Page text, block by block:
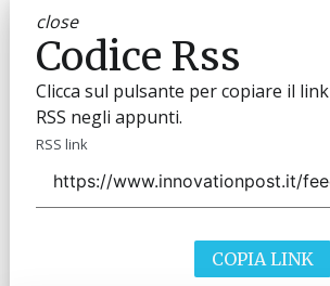
close
Codice Rss
Clicca sul pulsante per copiare il link
RSS negli appunti.
RSS link
COPIA LINK